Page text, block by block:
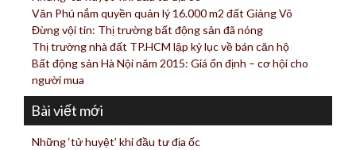
Văn Phú nắm quyền quản lý 16.000 m2 đất Giảng Võ
Đừng vội tin: Thị trường bất động sản đã nóng
Thị trường nhà đất TP.HCM lập kỷ lục về bán căn hộ
Bất động sản Hà Nội năm 2015: Giá ổn định – cơ hội cho
người mua
Bài viết mới
Những ‘tử huyệt’ khi đầu tư địa ốc